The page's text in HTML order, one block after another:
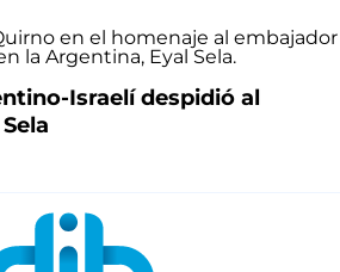
Israelí despidió al